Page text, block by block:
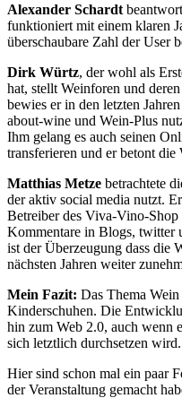
Alexander Schardt
funktioniert mit einem klaren
überschaubare Zahl der User
Dirk Würtz, der wohl als
hat, stellt Weinforen und
bewies er in den letzten
about-wine und Wein-Plus
Ihm gelang es auch seinen
transferieren und er betont
Matthias Metze betrachtete
der aktiv social media nutzt.
Betreiber des Viva-Vino-
Kommentare in Blogs, twitter
ist der Überzeugung dass die
nächsten Jahren weiter
Mein Fazit: Das Thema
Kinderschuhen. Die
hin zum Web 2.0, auch wenn
sich letztlich durchsetzen wird.
Hier sind schon mal ein paar
der Veranstaltung gemacht